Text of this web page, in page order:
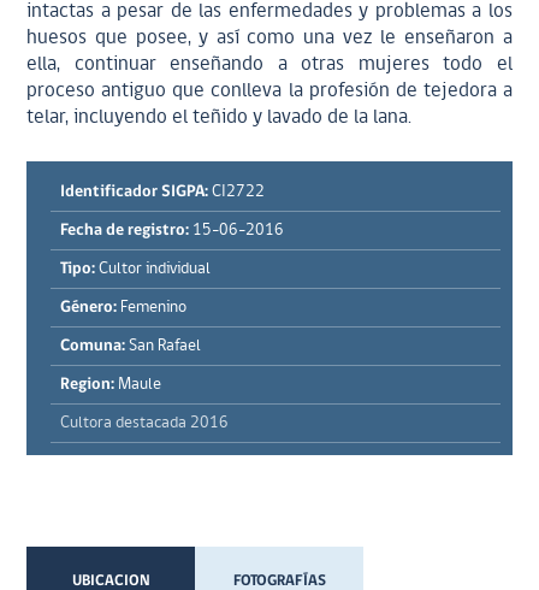
intactas a pesar de las enfermedades y problemas a los
huesos que posee, y así como una vez le enseñaron a
ella, continuar enseñando a otras mujeres todo el
proceso antiguo que conlleva la profesión de tejedora a
telar, incluyendo el teñido y lavado de la lana.
Identificador SIGPA: CI2722
Fecha de registro: 15-06-2016
Tipo: Cultor individual
Género: Femenino
Comuna: San Rafael
Region: Maule
Cultora destacada 2016
UBICACION FOTOGRAFÍAS